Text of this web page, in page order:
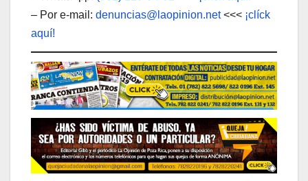
– Por e-mail: denuncias@laopinion.net<<< ¡clíck
aquí!